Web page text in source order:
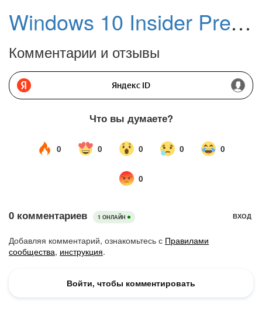
Windows 10 Insider Preview build 14376 доступен для компьютеров и мобильных устройств
Комментарии и отзывы